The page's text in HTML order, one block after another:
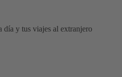
día y tus viajes al extranjero